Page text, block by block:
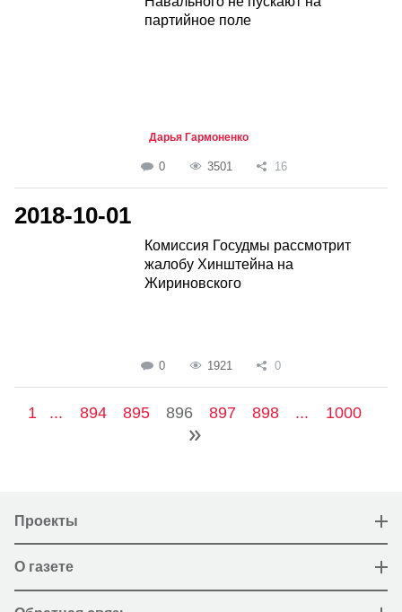
партийное поле
Дарья Гармоненко
0 3501 16
2018-10-01
Комиссия Госудмы рассмотрит
жалобу Хинштейна на
Жириновского
0 1921 0
1 ... 894 895 896 897 898 ... 1000
Проекты
О газете